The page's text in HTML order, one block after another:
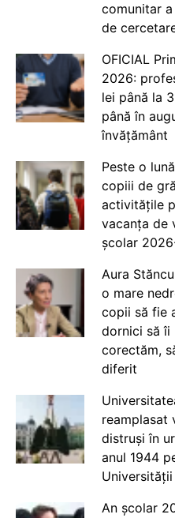
comunitar
de
OFICIAL
2026:
lei până la
până în
învățământ
Peste o
copiii de
activitățile
vacanța de
școlar
Aura
o mare
copii să fie
dornici să îi
corectăm,
diferit
reamplasat
distruși în
anul 1944
Universității
An școlar